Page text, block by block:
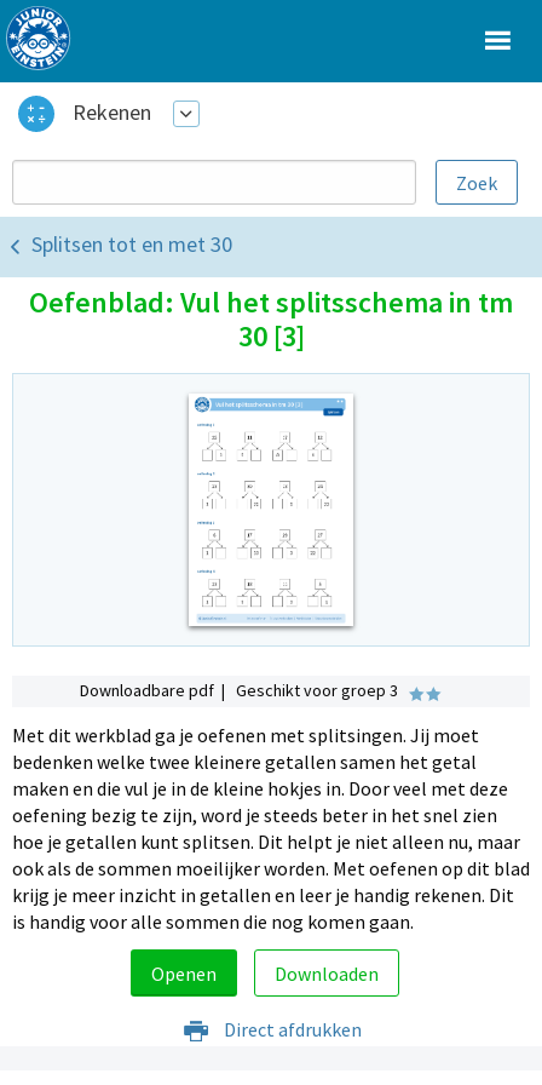
Rekenen
Splitsen tot en met 30
Oefenblad: Vul het splitsschema in tm
30 [3]
Downloadbare pdf | Geschikt voor groep 3
Met dit werkblad ga je oefenen met splitsingen. Jij moet
bedenken welke twee kleinere getallen samen het getal
maken en die vul je in de kleine hokjes in. Door veel met deze
oefening bezig te zijn, word je steeds beter in het snel zien
hoe je getallen kunt splitsen. Dit helpt je niet alleen nu, maar
ook als de sommen moeilijker worden. Met oefenen op dit blad
krijg je meer inzicht in getallen en leer je handig rekenen. Dit
is handig voor alle sommen die nog komen gaan.
Openen Downloaden
Direct afdrukken